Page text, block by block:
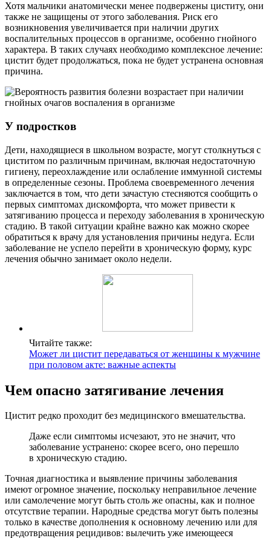
Хотя мальчики анатомически менее подвержены циститу, они
также не защищены от этого заболевания. Риск его
возникновения увеличивается при наличии других
воспалительных процессов в организме, особенно гнойного
характера. В таких случаях необходимо комплексное лечение:
цистит будет продолжаться, пока не будет устранена основная
причина.
У подростков
Дети, находящиеся в школьном возрасте, могут столкнуться с
циститом по различным причинам, включая недостаточную
гигиену, переохлаждение или ослабление иммунной системы
в определенные сезоны. Проблема своевременного лечения
заключается в том, что дети зачастую стесняются сообщить о
первых симптомах дискомфорта, что может привести к
затягиванию процесса и переходу заболевания в хроническую
стадию. В такой ситуации крайне важно как можно скорее
обратиться к врачу для установления причины недуга. Если
заболевание не успело перейти в хроническую форму, курс
лечения обычно занимает около недели.
Читайте также:
Может ли цистит передаваться от женщины к мужчине
при половом акте: важные аспекты
Чем опасно затягивание лечения
Цистит редко проходит без медицинского вмешательства.
Даже если симптомы исчезают, это не значит, что
заболевание устранено: скорее всего, оно перешло
в хроническую стадию.
Точная диагностика и выявление причины заболевания
имеют огромное значение, поскольку неправильное лечение
или самолечение могут быть столь же опасны, как и полное
отсутствие терапии. Народные средства могут быть полезны
только в качестве дополнения к основному лечению или для
предотвращения рецидивов: вылечить уже имеющееся